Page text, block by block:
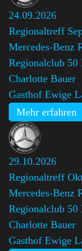
24.09.2026
Regionaltreff
Mercedes-Benz
Regionalclub 50
Charlotte Bauer
Gasthof Ewige
Mehr erfahren
29.10.2026
Regionaltreff
Mercedes-Benz
Regionalclub 50
Charlotte Bauer
Gasthof Ewige